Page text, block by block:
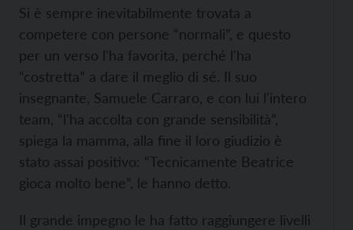
Si è sempre inevitabilmente trovata a
competere con persone “normali”, e questo
per un verso l'ha favorita, perché l'ha
“costretta” a dare il meglio di sé. Il suo
insegnante, Samuele Carraro, e con lui l'intero
team, “l'ha accolta con grande sensibilità”,
spiega la mamma, alla fine il loro giudizio è
stato assai positivo: “Tecnicamente Beatrice
gioca molto bene”, le hanno detto.
Il grande impegno le ha fatto raggiungere livelli